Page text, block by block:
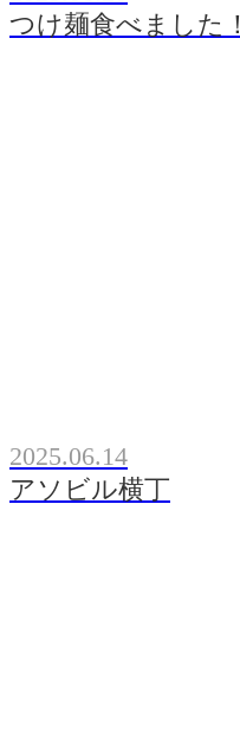
つけ麺食べました！
2025.06.14
アソビル横丁